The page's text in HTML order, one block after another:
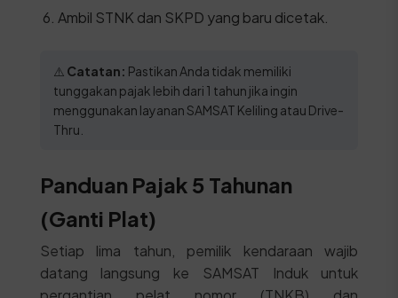
Ambil STNK dan SKPD yang baru dicetak.
⚠️ Catatan: Pastikan Anda tidak memiliki
tunggakan pajak lebih dari 1 tahun jika ingin
menggunakan layanan SAMSAT Keliling atau Drive-
Thru.
Panduan Pajak 5 Tahunan
(Ganti Plat)
Setiap lima tahun, pemilik kendaraan wajib
datang langsung ke SAMSAT Induk untuk